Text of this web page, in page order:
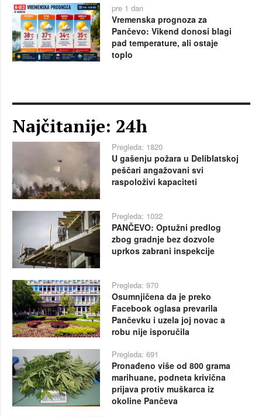
pre 1 dan
Vremenska prognoza za
Pančevo: Vikend donosi blagi
pad temperature, ali ostaje
toplo
Najčitanije: 24h
Pregleda: 1820
U gašenju požara u Deliblatskoj
peščari angažovani svi
raspoloživi kapaciteti
Pregleda: 1032
PANČEVO: Optužni predlog
zbog gradnje bez dozvole
uprkos zabrani inspekcije
Pregleda: 970
Osumnjičena da je preko
Facebook oglasa prevarila
Pančevku i uzela joj novac a
robu nije isporučila
Pregleda: 691
Pronađeno više od 800 grama
marihuane, podneta krivična
prijava protiv muškarca iz
okoline Pančeva